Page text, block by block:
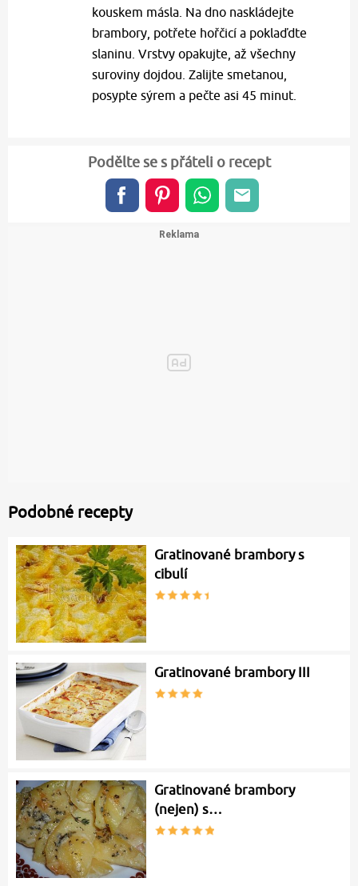
kouskem másla. Na dno naskládejte
brambory, potřete hořčicí a poklaďdte
slaninu. Vrstvy opakujte, až všechny
suroviny dojdou. Zalijte smetanou,
posypte sýrem a pečte asi 45 minut.
Podělte se s přáteli o recept
Podobné recepty
Gratinované brambory s
cibulí
Gratinované brambory III
Gratinované brambory
(nejen) s…